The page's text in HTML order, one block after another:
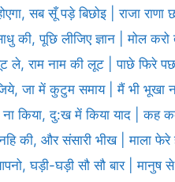
सब सूँ पड़े बिछोइ | राजा राणा
की, पूछि लीजिए ज्ञान | मोल करो
राम नाम की लूट | पाछे फिरे
जा में कुटुम समाय | मैं भी भूखा
किया, दु:ख में किया याद | कह
की, और संसारी भीख | माला
घड़ी-घड़ी सौ सौ बार | मानुष